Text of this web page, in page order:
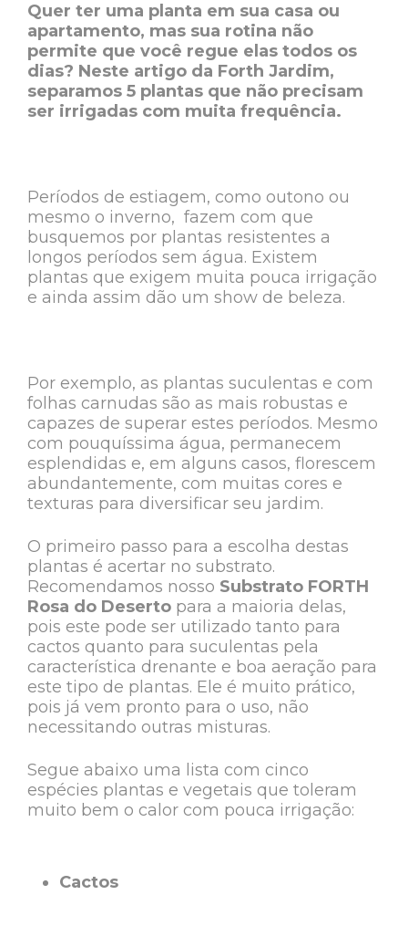
Quer ter uma planta em sua casa ou
apartamento, mas sua rotina não
permite que você regue elas todos os
dias? Neste artigo da Forth Jardim,
separamos 5 plantas que não precisam
ser irrigadas com muita frequência.
Períodos de estiagem, como outono ou
mesmo o inverno, fazem com que
busquemos por plantas resistentes a
longos períodos sem água. Existem
plantas que exigem muita pouca irrigação
e ainda assim dão um show de beleza.
Por exemplo, as plantas suculentas e com
folhas carnudas são as mais robustas e
capazes de superar estes períodos. Mesmo
com pouquíssima água, permanecem
esplendidas e, em alguns casos, florescem
abundantemente, com muitas cores e
texturas para diversificar seu jardim.
O primeiro passo para a escolha destas
plantas é acertar no substrato.
Recomendamos nosso Substrato FORTH
Rosa do Deserto para a maioria delas,
pois este pode ser utilizado tanto para
cactos quanto para suculentas pela
característica drenante e boa aeração para
este tipo de plantas. Ele é muito prático,
pois já vem pronto para o uso, não
necessitando outras misturas.
Segue abaixo uma lista com cinco
espécies plantas e vegetais que toleram
muito bem o calor com pouca irrigação:
Cactos